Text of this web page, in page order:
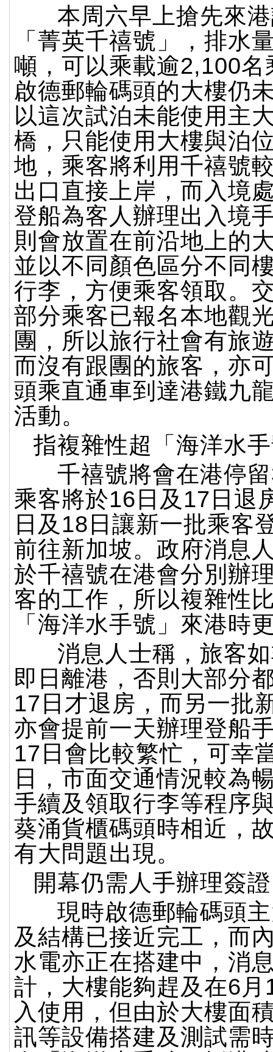
本周六早上搶先來
「菁英千禧號」，排水
噸，可以乘載逾2,100名
啟德郵輪碼頭的大樓仍
以這次試泊未能使用主
橋，只能使用大樓與泊
地，乘客將利用千禧號
出口直接上岸，而入境
登船為客人辦理出入境
則會放置在前沿地上的
並以不同顏色區分不同
行李，方便乘客領取。
部分乘客已報名本地觀
團，所以旅行社會有旅
而沒有跟團的旅客，亦
頭乘直通車到達港鐵九
活動。
指複雜性超「海洋水
千禧號將會在港停
乘客將於16日及17日退
日及18日讓新一批乘客
前往新加坡。政府消息
於千禧號在港會分別辦
客的工作，所以複雜性
「海洋水手號」來港時
消息人士稱，旅客
即日離港，否則大部分
17日才退房，而另一批
亦會提前一天辦理登船
17日會比較繁忙，可幸
日，市面交通情況較為
手續及領取行李等程序
葵涌貨櫃碼頭時相近，
有大問題出現。
開幕仍需人手辦理簽證
現時啟德郵輪碼頭
及結構已接近完工，而
水電亦正在搭建中，消
計，大樓能夠趕及在6月
入使用，但由於大樓面
訊等設備搭建及測試需